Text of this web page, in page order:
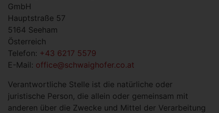
GmbH
Hauptstraße 57
5164 Seeham
Österreich
Telefon: +43 6217 5579
E-Mail: office@schwaighofer.co.at
Verantwortliche Stelle ist die natürliche oder
juristische Person, die allein oder gemeinsam mit
anderen über die Zwecke und Mittel der Verarbeitung